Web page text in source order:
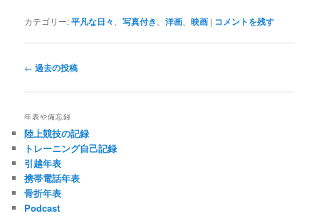
カテゴリー:平凡な日々 、写真付き 、洋画 、映画 | コメントを残す
投
ナ
ビ
ゲ
ー
シ
ョ
ン
← 過去の投稿
年表や備忘録
陸上競技の記録
トレーニング自己記録
引越年表
携帯電話年表
骨折年表
Podcast